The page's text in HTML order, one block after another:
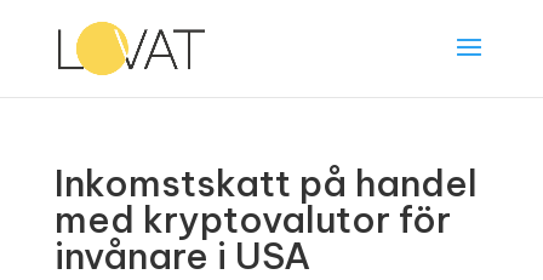
Inkomstskatt på handel
med kryptovalutor för
invånare i USA